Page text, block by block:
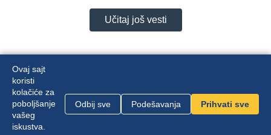
Učitaj još vesti
Mapa sajta | Politika privatnosti
Ovaj sajt
koristi
kolačiće za
poboljšanje
vašeg
iskustva.
Odbij sve Podešavanja Prihvati sve